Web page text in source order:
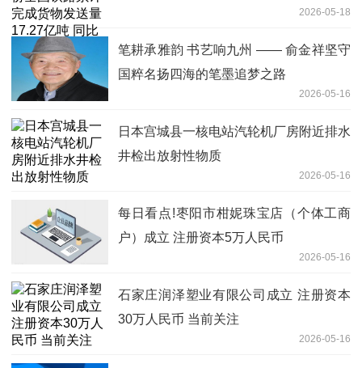
2026-05-18
笔耕承雅韵 书艺响九州 —— 俞金祥坚守
国粹名扬四海的笔墨追梦之路
2026-05-16
日本宫城县一核电站汽轮机厂房附近排水
井检出放射性物质
2026-05-16
每日看点!枣阳市柑妮珠宝店（个体工商
户）成立 注册资本5万人民币
2026-05-16
石家庄润泽塑业有限公司成立 注册资本
30万人民币 当前关注
2026-05-16